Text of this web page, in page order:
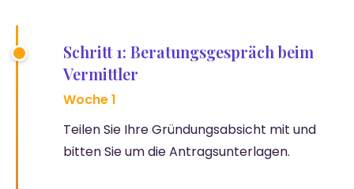
Schritt 1: Beratungsgespräch beim
Vermittler
Woche 1
Teilen Sie Ihre Gründungsabsicht mit und
bitten Sie um die Antragsunterlagen.